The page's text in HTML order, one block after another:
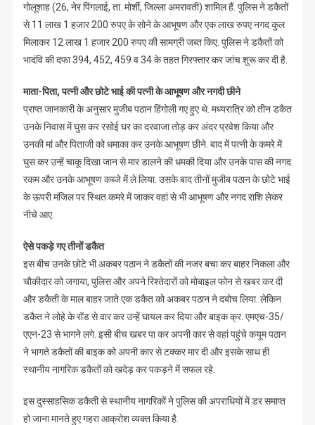
गोलूशाह (26, नेर पिंगलाई, ता. मोर्शी, जिल्ला अमरावती) शामिल हैं. पुलिस ने डकैतों
से 11 लाख 1 हजार 200 रुपए के सोने के आभूषण और एक लाख रुपए नगद कुल
मिलाकर 12 लाख 1 हजार 200 रुपए की सामग्री जब्त किए. पुलिस ने डकैतों को
भादंवि की दफा 394, 452, 459 व 34 के तहत गिरफ्तार कर जांच शुरू कर दी है.
माता-पिता, पत्नी और छोटे भाई की पत्नी के आभूषण और नगदी छीने
प्राप्त जानकारी के अनुसार मुजीब पठान हिंगोली गए हुए थे. मध्यरात्रि को तीन डकैत
उनके निवास में घुस कर रसोई घर का दरवाजा तोड़ कर अंदर प्रवेश किया और
उनकी मां और पिताजी को धमाका कर उनके आभूषण छीने. बाद में पत्नी के कमरे में
घुस कर उन्हें चाकू दिखा जान से मार डालने की धमकी दिया और उनके पास की नगद
रकम और उनके आभूषण कब्जे में ले लिया. उसके बाद तीनों मुजीब पठान के छोटे भाई
के ऊपरी मंजिल पर स्थित कमरे में जाकर वहां से भी आभूषण और नगद राशि लेकर
नीचे आए.
ऐसे पकड़े गए तीनों डकैत
इस बीच उनके छोटे भी अकबर पठान ने डकैतों की नजर बचा कर बाहर निकला और
चौकीदार को जगाया, पुलिस और अपने रिश्तेदारों को मोबाइल फोन से खबर कर दी
और डकैती के माल बाहर जाते एक डकैत को अकबर पठान ने दबोच लिया. लेकिन
डकैत ने लोहे के रॉड से वार कर उन्हें घायल कर दिया और बाइक क्र. एमएच-35/
एएन-23 से भागने लगे. इसी बीच खबर पा कर अपनी कार से वहां पहुंचे कयूम पठान
ने भागते डकैतों की बाइक को अपनी कार से टक्कर मार दी और इसके साथ ही
स्थानीय नागरिक डकैतों को खदेड़ कर पकड़ने में सफल रहे.
इस दुस्साहसिक डकैती से स्थानीय नागरिकों ने पुलिस की अपराधियों में डर समाप्त
हो जाना मानते हुए गहरा आक्रोश व्यक्त किया है.